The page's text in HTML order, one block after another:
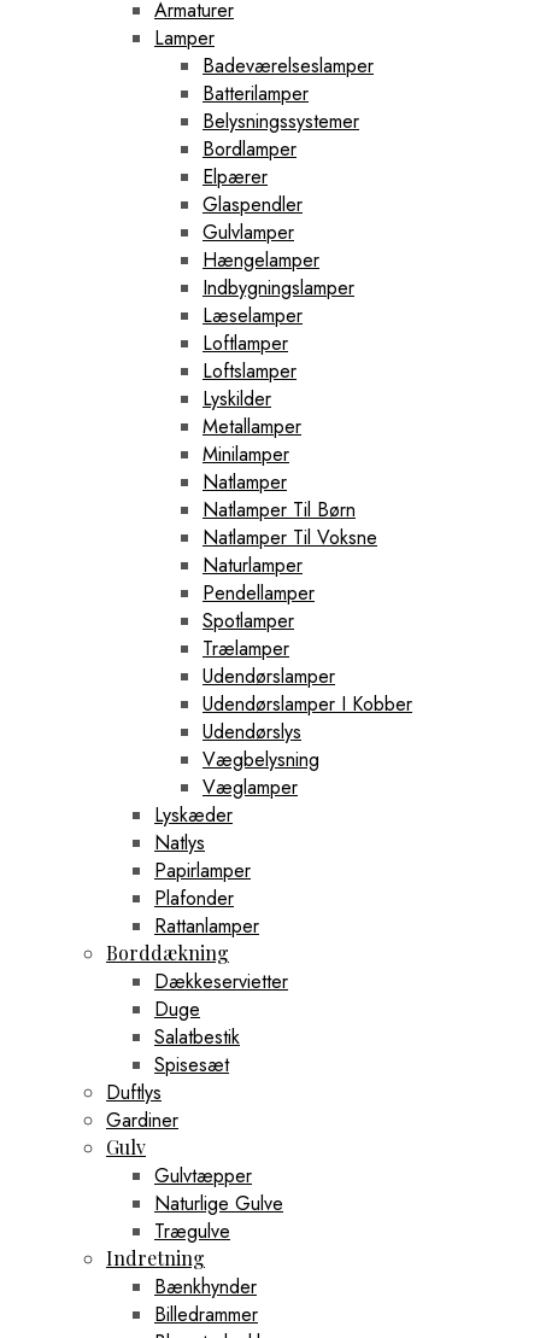
Armaturer
Lamper
Badeværelseslamper
Batterilamper
Belysningssystemer
Bordlamper
Elpærer
Glaspendler
Gulvlamper
Hængelamper
Indbygningslamper
Læselamper
Loftlamper
Loftslamper
Lyskilder
Metallamper
Minilamper
Natlamper
Natlamper Til Børn
Natlamper Til Voksne
Naturlamper
Pendellamper
Spotlamper
Trælamper
Udendørslamper
Udendørslamper I Kobber
Udendørslys
Vægbelysning
Væglamper
Lyskæder
Natlys
Papirlamper
Plafonder
Rattanlamper
Borddækning
Dækkeservietter
Duge
Salatbestik
Spisesæt
Duftlys
Gardiner
Gulv
Gulvtæpper
Naturlige Gulve
Trægulve
Indretning
Bænkhynder
Billedrammer